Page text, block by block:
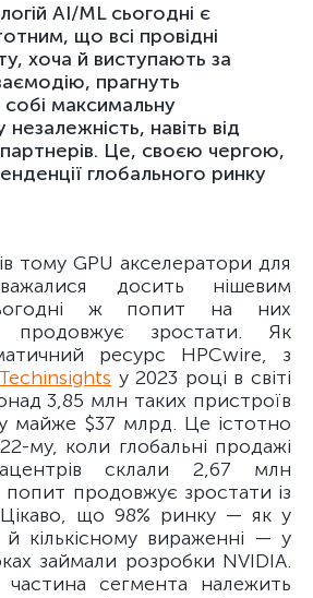
AI/ML сьогодні є
що всі провідні
хоча й виступають за
прагнуть
максимальну
незалежність, навіть від
Це, своєю чергою,
глобального ринку
тому GPU акселератори для
досить нішевим
ж попит на них
продовжує зростати. Як
ресурс HPCwire, з
Techinsights у 2023 році в світі
3,85 млн таких пристроїв
майже $37 млрд. Це істотно
му, коли глобальні продажі
склали 2,67 млн
продовжує зростати із
що 98% ринку — як у
кількісному вираженні — у
займали розробки NVIDIA.
сегмента належить